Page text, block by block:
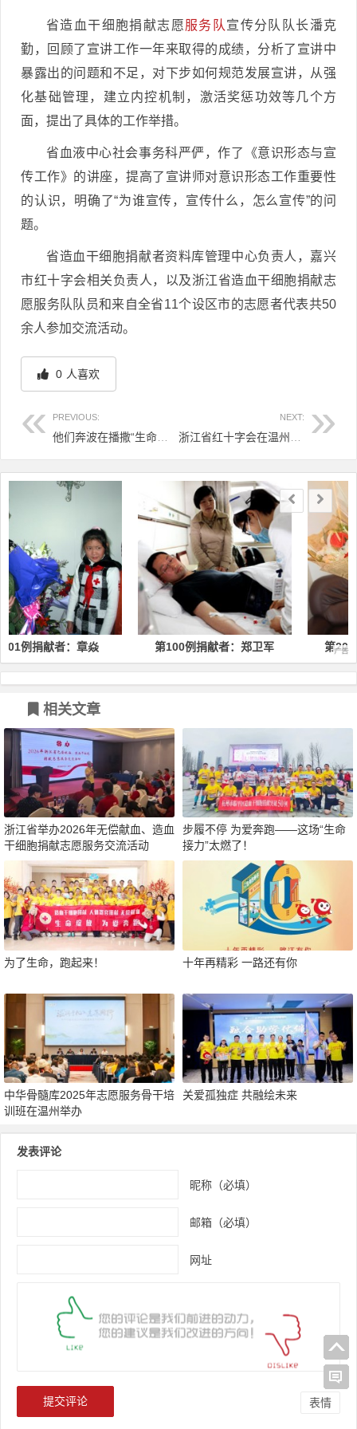
省造血干细胞捐献志愿服务队 宣传分队队长潘克
勤，回顾了宣讲工作一年来取得的成绩，分析了宣讲中
暴露出的问题和不足，对下步如何规范发展宣讲，从强
化基础管理，建立内控机制，激活奖惩功效等几个方
面，提出了具体的工作举措。
省血液中心社会事务科严俨，作了《意识形态与宣
传工作》的讲座，提高了宣讲师对意识形态工作重要性
的认识，明确了“为谁宣传，宣传什么，怎么宣传”的问
题。
省造血干细胞捐献者资料库管理中心负责人，嘉兴
市红十字会相关负责人，以及浙江省造血干细胞捐献志
愿服务队队员和来自全省11个设区市的志愿者代表共50
余人参加交流活动。
0 人喜欢
PREVIOUS: NEXT:
文章导航
：章焱 第100例捐献者：郑卫军 第200例捐献者：
相关文章
浙江省举办2026年无偿献血、造血
干细胞捐献志愿服务交流活动
步履不停 为爱奔跑——这场“生命
接力”太燃了！
为了生命，跑起来！ 十年再精彩 一路还有你
中华骨髓库2025年志愿服务骨干培
训班在温州举办
关爱孤独症 共融绘未来
发表评论
昵称（必填）
邮箱（必填）
网址
表情